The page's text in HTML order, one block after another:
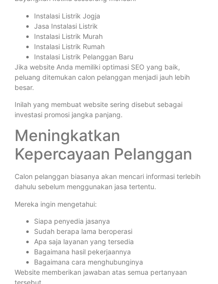
Instalasi Listrik Jogja
Jasa Instalasi Listrik
Instalasi Listrik Murah
Instalasi Listrik Rumah
Instalasi Listrik Pelanggan Baru
Jika website Anda memiliki optimasi SEO yang baik,
peluang ditemukan calon pelanggan menjadi jauh lebih
besar.
Inilah yang membuat website sering disebut sebagai
investasi promosi jangka panjang.
Meningkatkan
Kepercayaan Pelanggan
Calon pelanggan biasanya akan mencari informasi terlebih
dahulu sebelum menggunakan jasa tertentu.
Mereka ingin mengetahui:
Siapa penyedia jasanya
Sudah berapa lama beroperasi
Apa saja layanan yang tersedia
Bagaimana hasil pekerjaannya
Bagaimana cara menghubunginya
Website memberikan jawaban atas semua pertanyaan
tersebut.